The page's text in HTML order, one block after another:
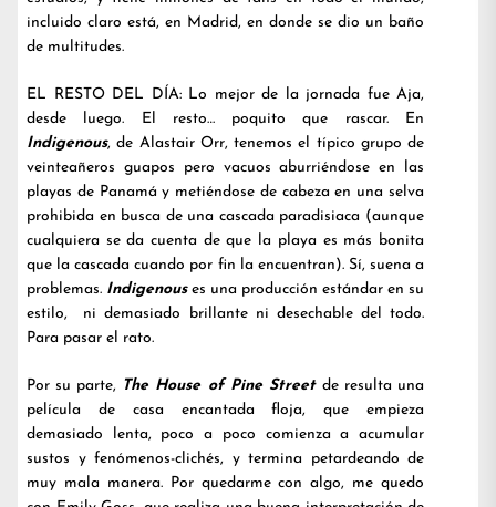
incluido claro está, en Madrid, en donde se dio un baño
de multitudes.
EL RESTO DEL DÍA: Lo mejor de la jornada fue Aja,
desde luego. El resto… poquito que rascar. En
Indigenous, de Alastair Orr, tenemos el típico grupo de
veinteañeros guapos pero vacuos aburriéndose en las
playas de Panamá y metiéndose de cabeza en una selva
prohibida en busca de una cascada paradisiaca (aunque
cualquiera se da cuenta de que la playa es más bonita
que la cascada cuando por fin la encuentran). Sí, suena a
problemas. Indigenouses una producción estándar en su
estilo, ni demasiado brillante ni desechable del todo.
Para pasar el rato.
Por su parte, The House of Pine Street de resulta una
película de casa encantada floja, que empieza
demasiado lenta, poco a poco comienza a acumular
sustos y fenómenos-clichés, y termina petardeando de
muy mala manera. Por quedarme con algo, me quedo